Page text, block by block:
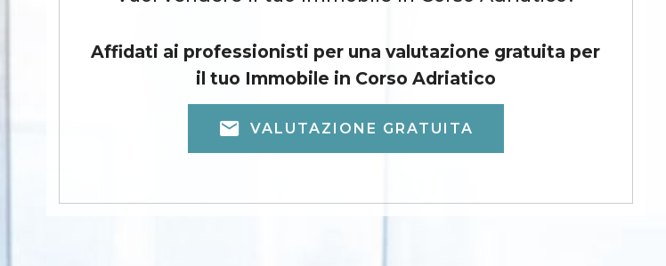
Affidati ai professionisti per una valutazione gratuita per
il tuo Immobile in Corso Adriatico
VALUTAZIONE GRATUITA